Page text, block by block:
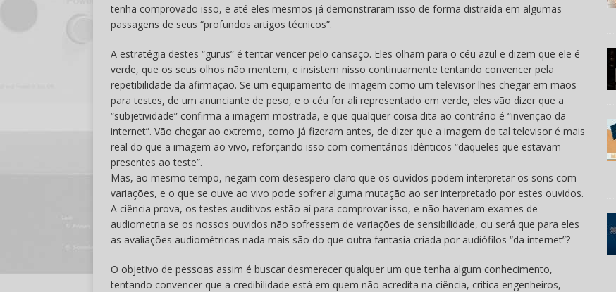
tenha comprovado isso, e até eles mesmos já demonstraram isso de forma distraída em algumas
passagens de seus “profundos artigos técnicos”.
A estratégia destes “gurus” é tentar vencer pelo cansaço. Eles olham para o céu azul e dizem que ele é
verde, que os seus olhos não mentem, e insistem nisso continuamente tentando convencer pela
repetibilidade da afirmação. Se um equipamento de imagem como um televisor lhes chegar em mãos
para testes, de um anunciante de peso, e o céu for ali representado em verde, eles vão dizer que a
“subjetividade” confirma a imagem mostrada, e que qualquer coisa dita ao contrário é “invenção da
internet”. Vão chegar ao extremo, como já fizeram antes, de dizer que a imagem do tal televisor é mais
real do que a imagem ao vivo, reforçando isso com comentários idênticos “daqueles que estavam
presentes ao teste”.
Mas, ao mesmo tempo, negam com desespero claro que os ouvidos podem interpretar os sons com
variações, e o que se ouve ao vivo pode sofrer alguma mutação ao ser interpretado por estes ouvidos.
A ciência prova, os testes auditivos estão aí para comprovar isso, e não haveriam exames de
audiometria se os nossos ouvidos não sofressem de variações de sensibilidade, ou será que para eles
as avaliações audiométricas nada mais são do que outra fantasia criada por audiófilos “da internet”?
O objetivo de pessoas assim é buscar desmerecer qualquer um que tenha algum conhecimento,
tentando convencer que a credibilidade está em quem não acredita na ciência, critica engenheiros,